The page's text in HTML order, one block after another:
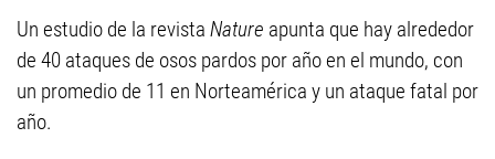
Un estudio de la revista Nature apunta que hay alrededor
de 40 ataques de osos pardos por año en el mundo, con
un promedio de 11 en Norteamérica y un ataque fatal por
año.